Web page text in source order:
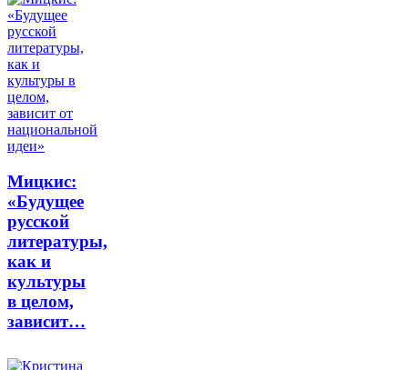
Мицкис:
«Будущее
русской
литературы,
как и
культуры
в целом,
зависит…